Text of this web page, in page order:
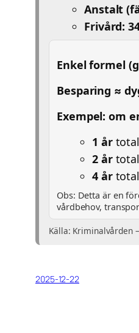
Anstalt
Frivård:
Enkel formel
Besparing ≈
Exempel: om
1 år
2 år
4 år
Obs: Detta är en
vårdbehov,
Källa: Kriminalvården
2025-12-22